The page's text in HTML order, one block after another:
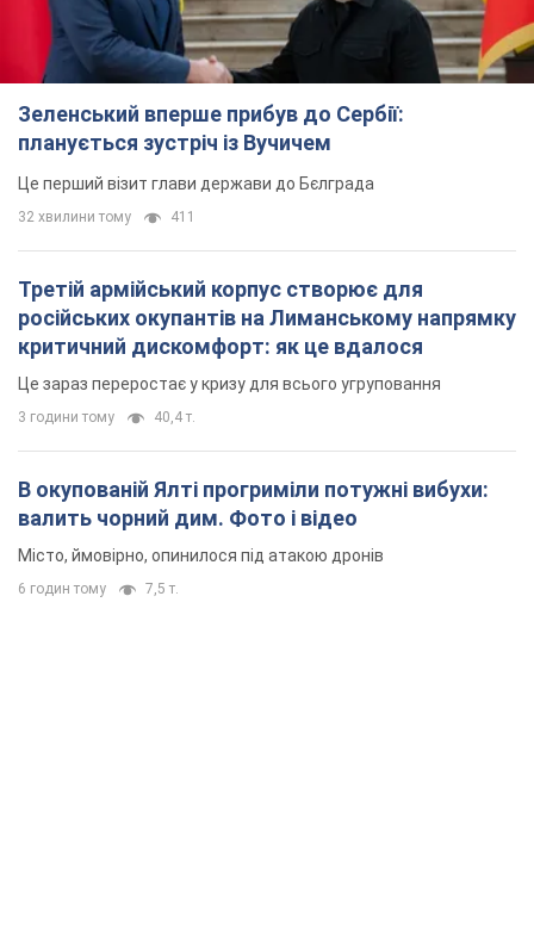
Зеленський вперше прибув до Сербії:
планується зустріч із Вучичем
Це перший візит глави держави до Бєлграда
32 хвилини тому 411
Третій армійський корпус створює для
російських окупантів на Лиманському напрямку
критичний дискомфорт: як це вдалося
Це зараз переростає у кризу для всього угруповання
3 години тому 40,4 т.
В окупованій Ялті прогриміли потужні вибухи:
валить чорний дим. Фото і відео
Місто, ймовірно, опинилося під атакою дронів
6 годин тому 7,5 т.